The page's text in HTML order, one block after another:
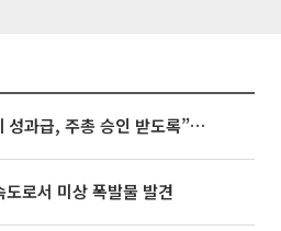
김정관 장관 “반도체 성과급, 주총 승인 받도록”…상법·자본시장법 개정 시사
도로서 미상 폭발물 발견